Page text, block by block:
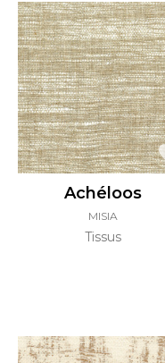
Achéloos
MISIA
Tissus